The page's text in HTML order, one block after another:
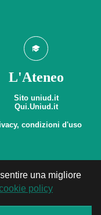
una migliore
policy
L'Ateneo
Sito uniud.it
Qui.Uniud.it
condizioni d'uso